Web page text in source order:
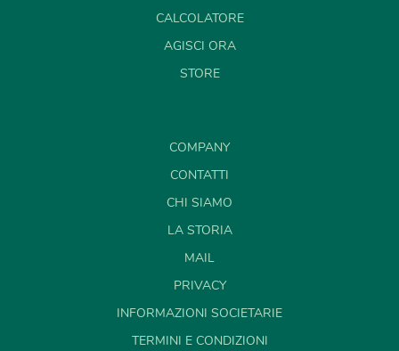
CALCOLATORE
AGISCI ORA
STORE
COMPANY
CONTATTI
CHI SIAMO
LA STORIA
MAIL
PRIVACY
INFORMAZIONI SOCIETARIE
TERMINI E CONDIZIONI